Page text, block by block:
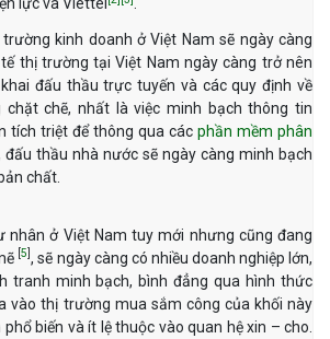
lực và Viettel
.
kinh doanh ở Việt Nam sẽ ngày càng
thị trường tại Việt Nam ngày càng trở nên
đấu thầu trực tuyến và các quy định về
chặt chẽ, nhất là việc minh bạch thông tin
tích triệt để thông qua các phần mềm phân
đấu thầu nhà nước sẽ ngày càng minh bạch
chất.
nhân ở Việt Nam tuy mới nhưng cũng đang
[5 , sẽ ngày càng có nhiều doanh nghiệp lớn,
tranh minh bạch, bình đẳng qua hình thức
vào thị trường mua sắm công của khối này
biến và ít lệ thuộc vào quan hệ xin – cho.